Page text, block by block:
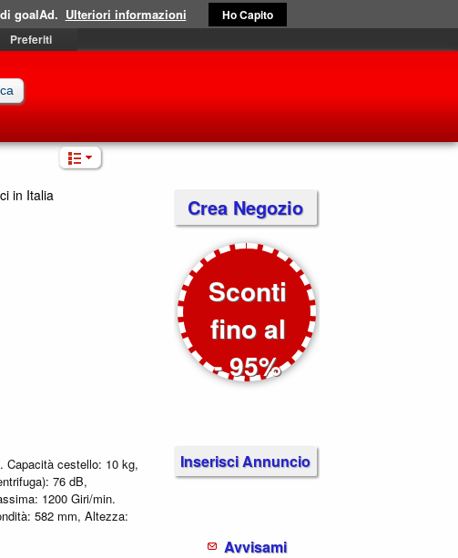
Preferiti
in Italia
Capacità cestello: 10 kg,
76 dB,
1200 Giri/min.
582 mm, Altezza:
Crea Negozio
Sconti
fino al
- 95%
Inserisci Annuncio
Avvisami
goalAd. Ulteriori informazioni Ho Capito